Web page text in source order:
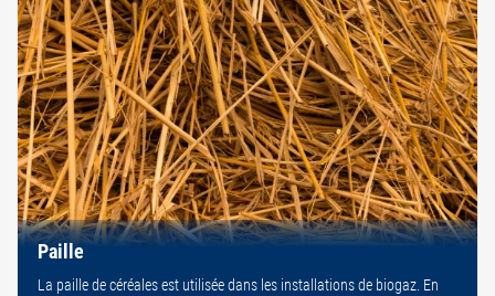
Paille
La paille de céréales est utilisée dans les installations de biogaz. En